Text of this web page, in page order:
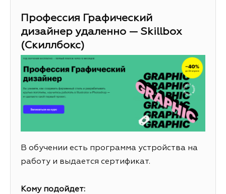
Профессия Графический
дизайнер удаленно — Skillbox
(Скиллбокс)
В обучении есть программа устройства на
работу и выдается сертификат.
Кому подойдет: